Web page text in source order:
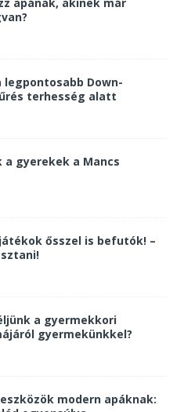
apának, akinek már
legpontosabb Down-
terhesség alatt
gyerekek a Mancs
ősszel is befutók! –
a gyermekkori
gyermekünkkel?
modern apáknak: